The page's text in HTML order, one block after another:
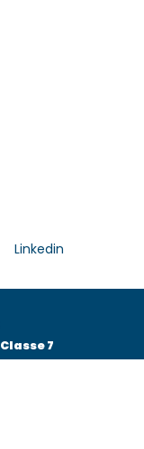
Linkedin
Classe 7